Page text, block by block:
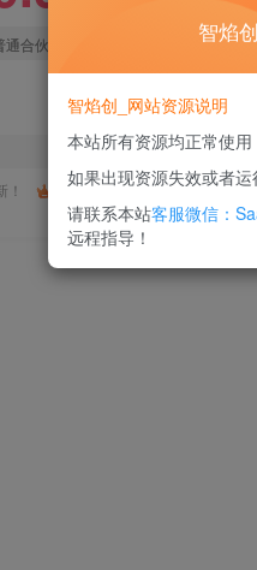
通合伙人 超级合伙人免费
您当
购买会员，可免费下载全站资源
智焰创
智焰创_网站资源说明
本站所有资源均正常使用
如果出现资源失效或者运
请联系本站客服微信：
远程指导！